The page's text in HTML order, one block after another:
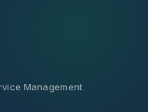
Management